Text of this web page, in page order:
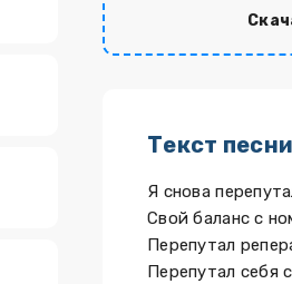
Текст песни
Я снова
Свой баланс с
Перепутал
Перепутал себя